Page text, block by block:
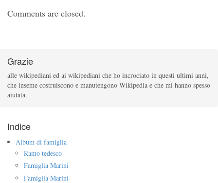
Comments are closed.
Grazie
alle wikipediani ed ai wikipediani che ho incrociato in questi ultimi anni,
che inseme costruiscono e manutengono Wikipedia e che mi hanno spesso
aiutata.
Indice
Album di famiglia
Ramo tedesco
Famiglia Marini
Famiglia Marini